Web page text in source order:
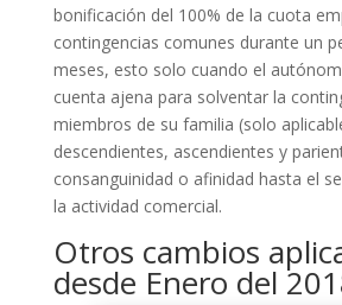
bonificación del 100% de la cuota
contingencias comunes durante un
meses, esto solo cuando el
cuenta ajena para solventar la
miembros de su familia (solo
descendientes, ascendientes y
consanguinidad o afinidad hasta el
la actividad comercial.
Otros cambios
desde Enero del